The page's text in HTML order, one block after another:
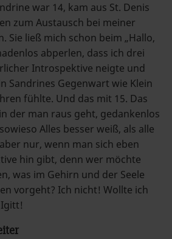
war 14, kam aus St. Denis
zum Austausch bei meiner
Sie ließ mich schon beim „Hallo,
abperlen, dass ich drei
Introspektive neigte und
Sandrines Gegenwart wie Klein
fühlte. Und das mit 15. Das
der man raus geht, gedankenlos
Alles besser weiß, als alle
nur, wenn man sich eben
hin gibt, denn wer möchte
was im Gehirn und der Seele
vorgeht? Ich nicht! Wollte ich